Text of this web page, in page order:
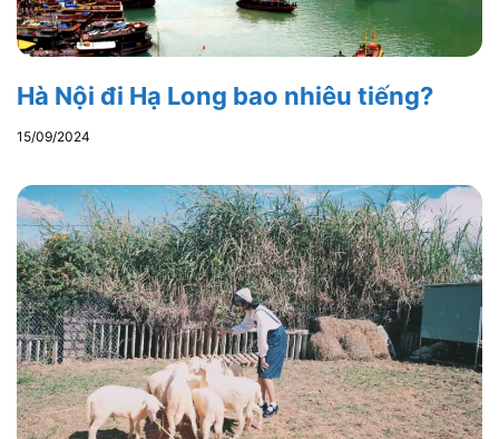
Hà Nội đi Hạ Long bao nhiêu tiếng?
15/09/2024